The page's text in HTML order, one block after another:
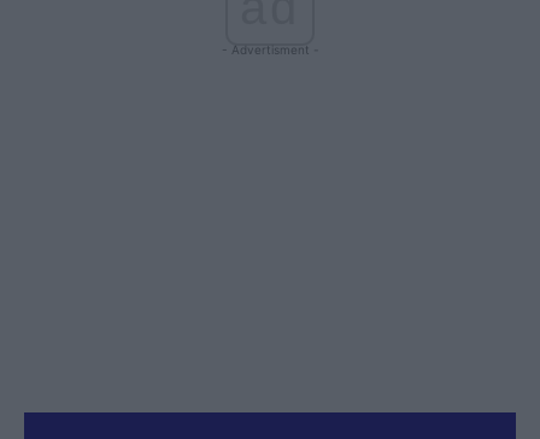
- Advertisment -